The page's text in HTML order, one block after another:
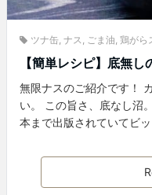
ツナ缶, ナス, ごま油, 鶏がら
【簡単レシピ】底無
無限ナスのご紹介です！
い。 この旨さ、底なし沼
本まで出版されていてビ